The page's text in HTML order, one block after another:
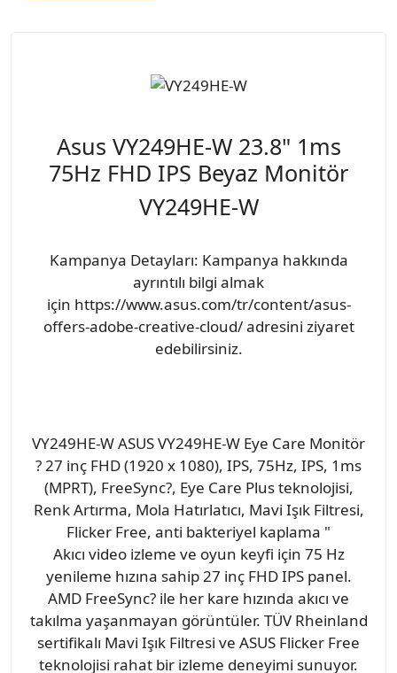
Asus VY249HE-W 23.8" 1ms
75Hz FHD IPS Beyaz Monitör
VY249HE-W
Kampanya Detayları: Kampanya hakkında
ayrıntılı bilgi almak
için https://www.asus.com/tr/content/asus-
offers-adobe-creative-cloud/ adresini ziyaret
edebilirsiniz.
VY249HE-W ASUS VY249HE-W Eye Care Monitör
? 27 inç FHD (1920 x 1080), IPS, 75Hz, IPS, 1ms
(MPRT), FreeSync?, Eye Care Plus teknolojisi,
Renk Artırma, Mola Hatırlatıcı, Mavi Işık Filtresi,
Flicker Free, anti bakteriyel kaplama "
Akıcı video izleme ve oyun keyfi için 75 Hz
yenileme hızına sahip 27 inç FHD IPS panel.
AMD FreeSync? ile her kare hızında akıcı ve
takılma yaşanmayan görüntüler. TÜV Rheinland
sertifikalı Mavi Işık Filtresi ve ASUS Flicker Free
teknolojisi rahat bir izleme deneyimi sunuyor.